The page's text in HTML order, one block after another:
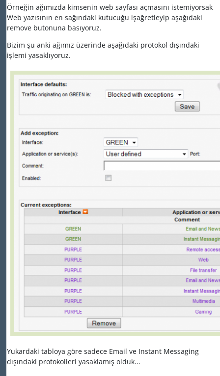
Örneğin ağımızda kimsenin web sayfası açmasını istemiyorsak
Web yazısının en sağındaki kutucuğu işağretleyip aşağıdaki
remove butonuna basıyoruz.
Bizim şu anki ağımız üzerinde aşağıdaki protokol dışındaki
işlemi yasaklıyoruz.
Yukardaki tabloya göre sadece Email ve Instant Messaging
dışındaki protokolleri yasaklamış olduk...